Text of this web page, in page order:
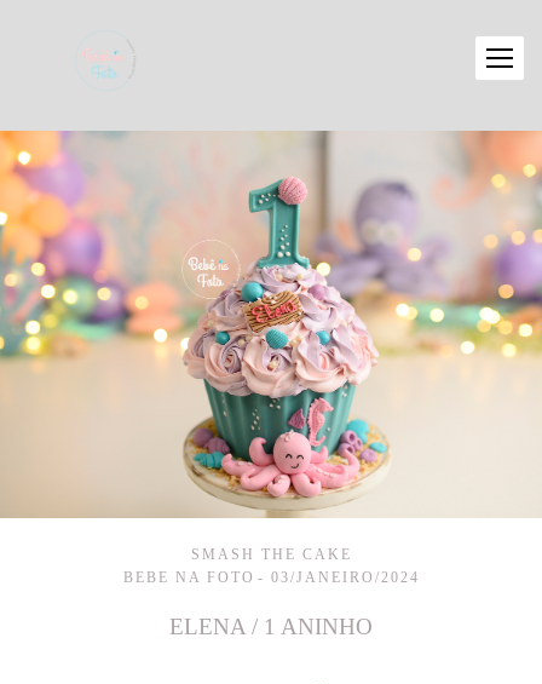
SMASH THE CAKE
BEBE NA FOTO
03/JANEIRO/2024
ELENA / 1 ANINHO